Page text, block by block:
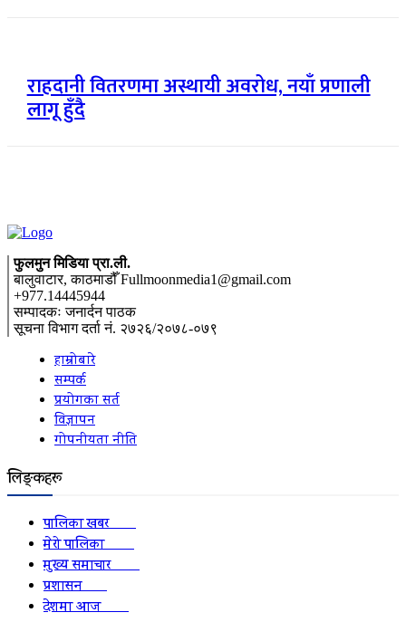
राहदानी वितरणमा अस्थायी अवरोध, नयाँ प्रणाली
लागू हुँदै
फुलमुन मिडिया प्रा.ली.
बालुवाटार, काठमाडौँ Fullmoonmedia1@gmail.com
+977.14445944
सम्पादकः जनार्दन पाठक
सूचना विभाग दर्ता नं. २७२६/२०७८-०७९
हाम्रोबारे
सम्पर्क
प्रयोगका सर्त
विज्ञापन
गोपनीयता नीति
लिङ्कहरू
पालिका खबर2152
मेरो पालिका2078
मुख्य समाचार2010
प्रशासन1341
देशमा आज1278